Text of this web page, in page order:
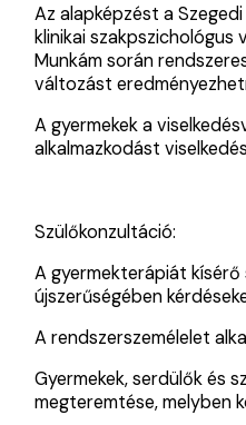
Az alapképzést a
klinikai szakpszichológus
Munkám során
változást
A gyermekek a
alkalmazkodást
Szülőkonzultáció:
A gyermekterápiát
újszerűségében
A rendszerszemélelet
Gyermekek, serdülők és
megteremtése, melyben